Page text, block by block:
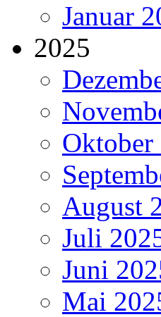
Januar
2025
August
Juli
Juni
Mai